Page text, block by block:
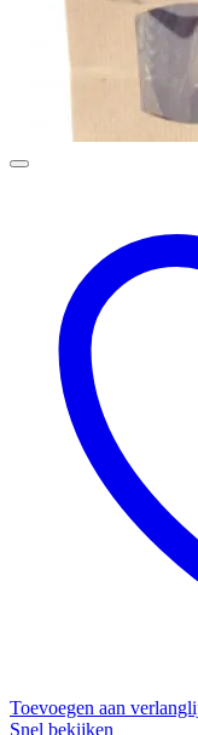
Toevoegen aan
Snel bekijken